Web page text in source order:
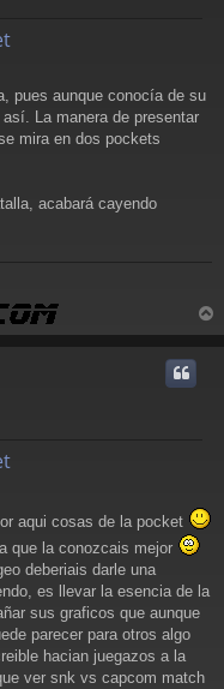
pues aunque conocía de su
La manera de presentar
mira en dos pockets
acabará cayendo
r
aqui cosas de la pocket
que la conozcais mejor
deberiais darle una
es llevar la esencia de la
sus graficos que aunque
parecer para otros algo
hacian juegazos a la
ver snk vs capcom match